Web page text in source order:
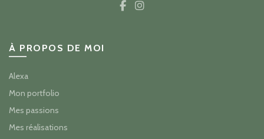
À PROPOS DE MOI
Alexa
Mon portfolio
Mes passions
Mes réalisations